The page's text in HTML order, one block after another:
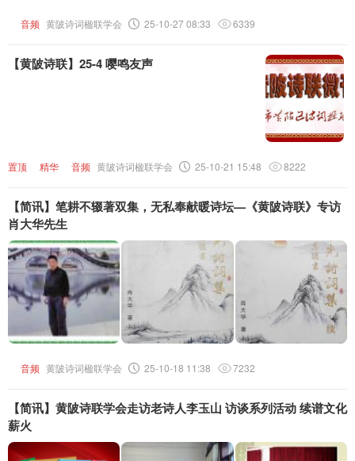
音频 黄陂诗词楹联学会 25-10-27 08:33 6339
【黄陂诗联】25-4 嘤鸣友声
置顶 精华 音频 黄陂诗词楹联学会 25-10-21 15:48 8222
【简讯】笔耕不辍著双集，无私奉献暖诗坛—《黄陂诗联》专访
肖大华先生
音频 黄陂诗词楹联学会 25-10-18 11:38 7232
【简讯】黄陂诗联学会走访老诗人李玉山 访谈系列活动 续谱文化
薪火